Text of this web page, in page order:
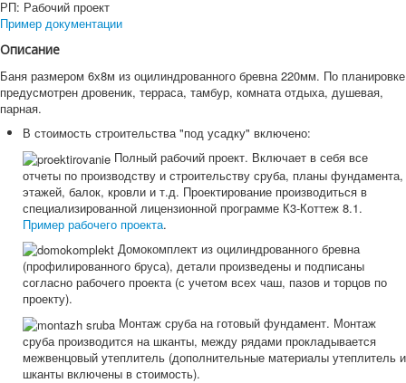
РП: Рабочий проект
Пример документации
Описание
Баня размером 6х8м из оцилиндрованного бревна 220мм. По планировке
предусмотрен дровеник, терраса, тамбур, комната отдыха, душевая,
парная.
В стоимость строительства "под усадку" включено:
Полный рабочий проект. Включает в себя все
отчеты по производству и строительству сруба, планы фундамента,
этажей, балок, кровли и т.д. Проектирование производиться в
специализированной лицензионной программе К3-Коттеж 8.1.
Пример рабочего проекта.
Домокомплект из оцилиндрованного бревна
(профилированного бруса), детали произведены и подписаны
согласно рабочего проекта (с учетом всех чаш, пазов и торцов по
проекту).
Монтаж сруба на готовый фундамент. Монтаж
сруба производится на шканты, между рядами прокладывается
межвенцовый утеплитель (дополнительные материалы утеплитель и
шканты включены в стоимость).